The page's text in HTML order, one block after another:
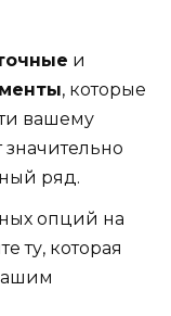
и
, которые
вашему
значительно
ряд.
опций на
ту, которая